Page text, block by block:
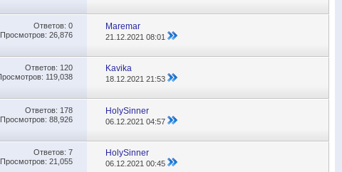
Ответов: 0
Просмотров: 26,876
Maremar
21.12.202108:01
Ответов: 120
119,038
Kavika
18.12.202121:53
Ответов: 178
Просмотров: 88,926
HolySinner
06.12.202104:57
Ответов: 7
Просмотров: 21,055
HolySinner
06.12.202100:45